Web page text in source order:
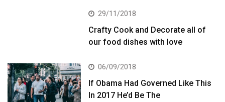
29/11/2018
Crafty Cook and Decorate all of
our food dishes with love
06/09/2018
If Obama Had Governed Like This
In 2017 He’d Be The